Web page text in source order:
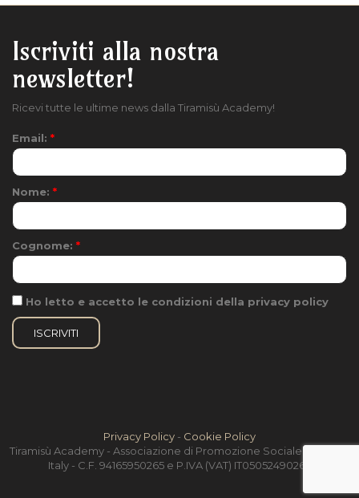
Iscriviti alla nostra
newsletter!
Ricevi tutte le ultime news dalla Tiramisù Academy!
Email: *
Nome: *
Cognome: *
Ho letto e accetto le condizioni della privacy policy
Privacy Policy - Cookie Policy
Tiramisù Academy - Associazione di Promozione Sociale - Treviso,
Italy - C.F. 94165950265 e P.IVA (VAT) IT05052490264